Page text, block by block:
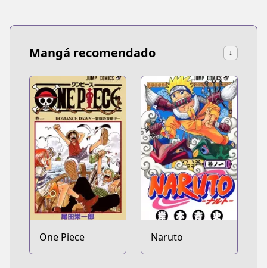
Mangá recomendado ↓
One Piece Naruto